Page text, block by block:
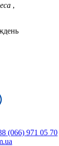
,
(066) 971 05 70